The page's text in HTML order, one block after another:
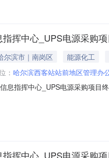
挥中心_UPS电源采购
尔滨市｜南岗区
能源化工
： 哈尔滨西客站站前地区管理办
息指挥中心_UPS电源采购项目
002四、采购预算：
挥中心_UPS电源采购